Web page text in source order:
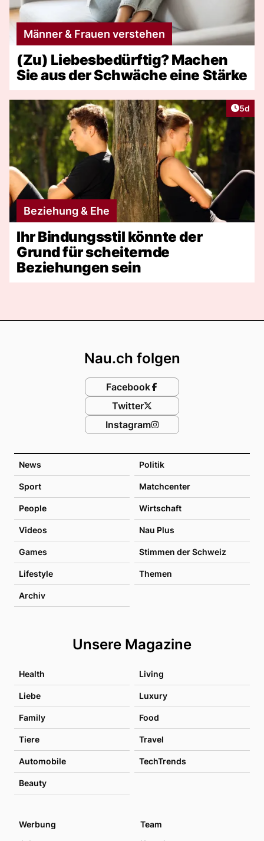
Männer & Frauen verstehen
(Zu) Liebesbedürftig? Machen
Sie aus der Schwäche eine Stärke
5d
Beziehung & Ehe
Ihr Bindungsstil könnte der
Grund für scheiternde
Beziehungen sein
News Politik
Sport Matchcenter
People Wirtschaft
Videos Nau Plus
Games Stimmen der Schweiz
Lifestyle Themen
Archiv
Unsere Magazine
Health Living
Liebe Luxury
Family Food
Tiere Travel
Automobile TechTrends
Beauty
Nau.ch folgen
Facebook
Twitter
Instagram
Werbung
Team